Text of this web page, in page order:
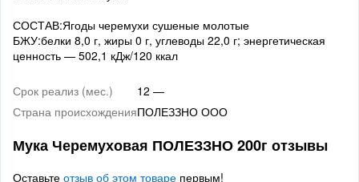
СОСТАВ:Ягоды черемухи сушеные молотые
БЖУ:белки 8,0 г, жиры 0 г, углеводы 22,0 г; энергетическая
ценность — 502,1 кДж/120 ккал
Срок реализ (мес.)
12 —
Страна происхожденияПОЛЕЗЗНО ООО
Мука Черемуховая ПОЛЕЗЗНО 200г отзывы
Оставьте отзыв об этом товаре первым!